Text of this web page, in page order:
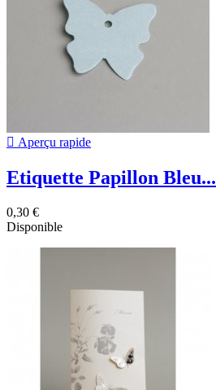
 Aperçu rapide
Etiquette Papillon Bleu...
0,30 €
Disponible